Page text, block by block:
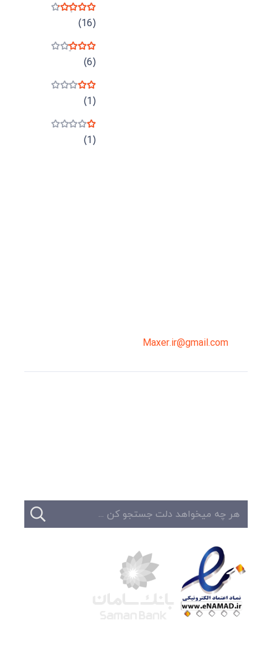
نمره(16)
نمره(6)
نمره(1)
نمره(1)
Maxer.ir@gmail.com